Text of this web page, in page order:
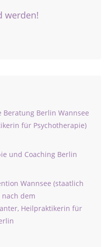
werden!
Beratung Berlin Wannsee
für Psychotherapie)
und Coaching Berlin
Wannsee (staatlich
dem
Heilpraktikerin für